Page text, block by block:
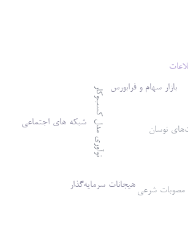
نوسان
بازار سهام و فرابورس نوآوری مدل کسب‌وکار
مصوبات شرعی هیجانات سرمایه‌گذار
شبکه های اجتماعی